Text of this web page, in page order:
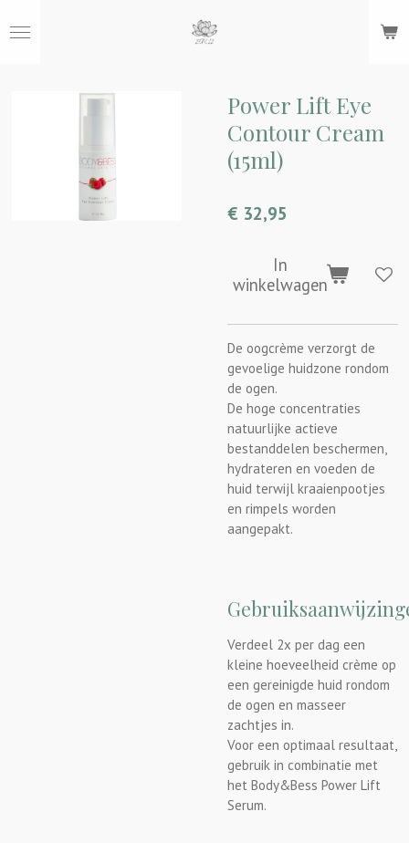
direct
hoofdinhoud
Power Lift Eye
Contour Cream
(15ml)
€ 32,95
In
winkelwagen
De oogcrème verzorgt de
gevoelige huidzone rondom
de ogen.
De hoge concentraties
natuurlijke actieve
bestanddelen beschermen,
hydrateren en voeden de
huid terwijl kraaienpootjes
en rimpels worden
aangepakt.
Verdeel 2x per dag een
kleine hoeveelheid crème op
een gereinigde huid rondom
de ogen en masseer
zachtjes in.
Voor een optimaal resultaat,
gebruik in combinatie met
het Body&Bess Power Lift
Serum.